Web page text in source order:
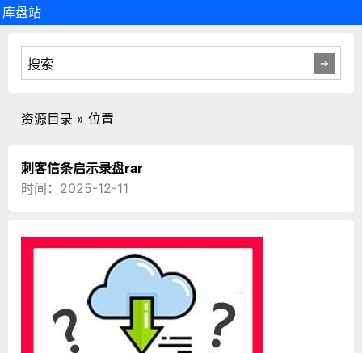
库盘站
资源目录 » 位置
刺客信条启示录盘rar
时间：2025-12-11